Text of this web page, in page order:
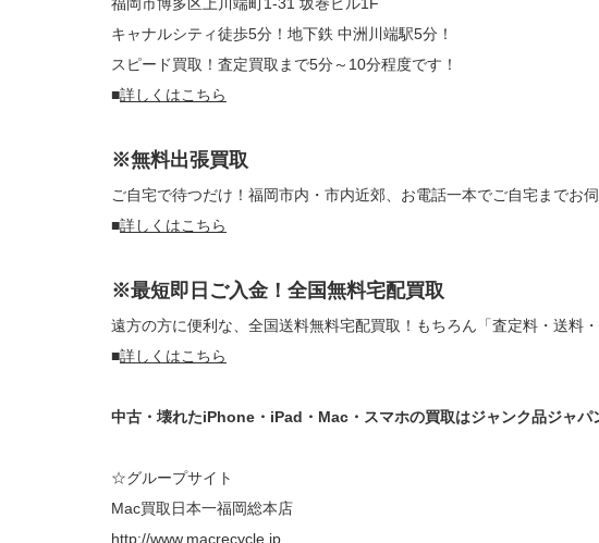
キャナルシティ徒歩5分！地下鉄 中洲川端駅5分！
スピード買取！査定買取まで5分～10分程度です！
■詳しくはこちら
※無料出張買取
ご自宅で待つだけ！福岡市内・市内近郊、お電話一本でご自宅までお伺
■詳しくはこちら
※最短即日ご入金！全国無料宅配買取
遠方の方に便利な、全国送料無料宅配買取！もちろん「査定料・送料
■詳しくはこちら
中古・壊れたiPhone・iPad・Mac・スマホの買取はジャンク品ジャパ
☆グループサイト
Mac買取日本一福岡総本店
http://www.macrecycle.jp